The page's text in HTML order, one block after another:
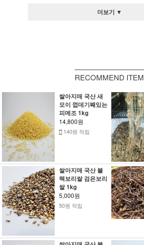
더보기 ▼
RECOMMEND ITEM
쌀아지매 국산 새
모이 껍데기째있는
피메조 1kg
14,800원
140원 적립
쌀아지매 국산 블
랙보리쌀 검은보리
쌀 1kg
5,000원
50원 적립